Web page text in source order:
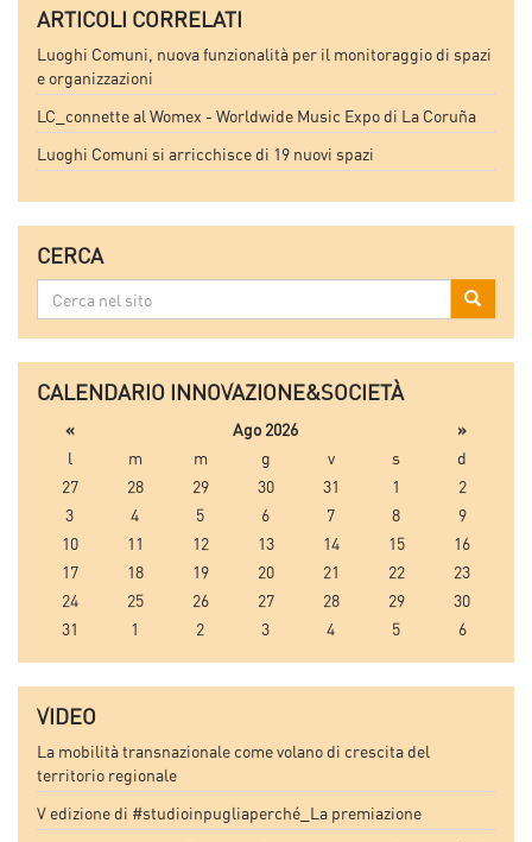
ARTICOLI CORRELATI
Luoghi Comuni, nuova funzionalità per il monitoraggio di spazi
e organizzazioni
LC_connette al Womex - Worldwide Music Expo di La Coruña
Luoghi Comuni si arricchisce di 19 nuovi spazi
CERCA
nel
sito
Cerca
CALENDARIO INNOVAZIONE&SOCIETÀ
« Ago 2026
»
l
m m g v s
d
27
28 29 30 31 1
2
3
4 5 6 7 8
9
10
11 12 13 14 15
16
17
18 19 20 21 22
23
24
25 26 27 28 29
30
31
1 2 3 4 5 6
VIDEO
La mobilità transnazionale come volano di crescita del
territorio regionale
V edizione di #studioinpugliaperché_La premiazione